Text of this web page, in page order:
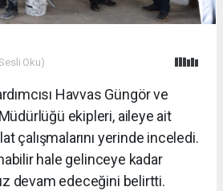
Oku)
Havvas Güngör ve
ekipleri, aileye ait
çalışmalarını yerinde inceledi.
hale gelinceye kadar
devam edeceğini belirtti.